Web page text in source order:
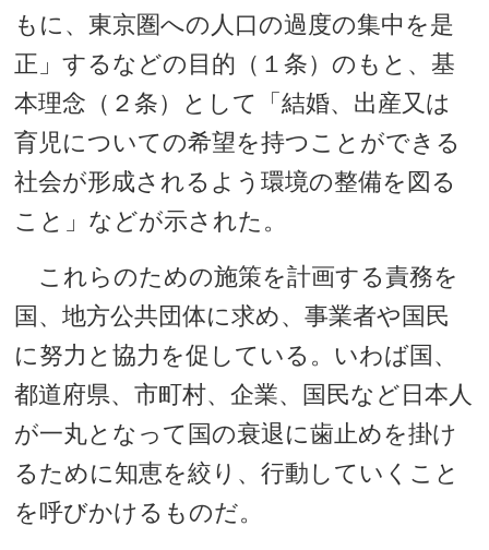
もに、東京圏への人口の過度の集中を是
正」するなどの目的（１条）のもと、基
本理念（２条）として「結婚、出産又は
育児についての希望を持つことができる
社会が形成されるよう環境の整備を図る
こと」などが示された。
これらのための施策を計画する責務を
国、地方公共団体に求め、事業者や国民
に努力と協力を促している。いわば国、
都道府県、市町村、企業、国民など日本人
が一丸となって国の衰退に歯止めを掛け
るために知恵を絞り、行動していくこと
を呼びかけるものだ。